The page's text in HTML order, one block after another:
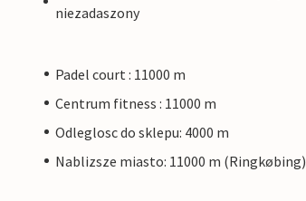
niezadaszony
Padel court : 11000 m
Centrum fitness : 11000 m
Odleglosc do sklepu: 4000 m
Nablizsze miasto: 11000 m (Ringkøbing)